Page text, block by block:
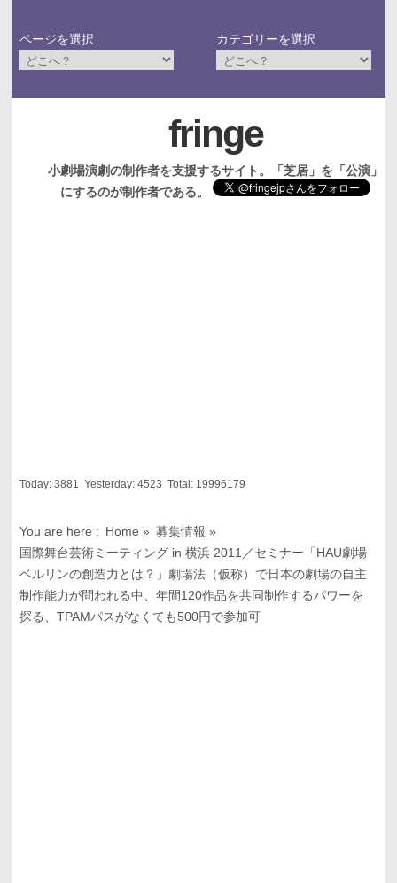
ページを選択 カテゴリーを選択
fringe
小劇場演劇の制作者を支援するサイト。「芝居」を「公演」
にするのが制作者である。
Today: 3881 Yesterday: 4523 Total: 19996179
You are here : Home » 募集情報 »
国際舞台芸術ミーティング in 横浜 2011／セミナー「HAU劇場
ベルリンの創造力とは？」劇場法（仮称）で日本の劇場の自主
制作能力が問われる中、年間120作品を共同制作するパワーを
探る、TPAMパスがなくても500円で参加可